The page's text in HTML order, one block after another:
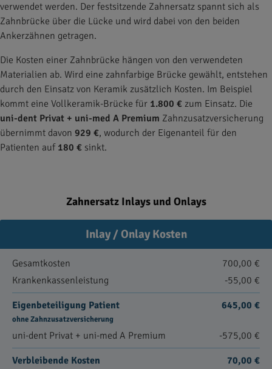
verwendet werden. Der festsitzende Zahnersatz spannt sich als
Zahnbrücke über die Lücke und wird dabei von den beiden
Ankerzähnen getragen.
Die Kosten einer Zahnbrücke hängen von den verwendeten
Materialien ab. Wird eine zahnfarbige Brücke gewählt, entstehen
durch den Einsatz von Keramik zusätzlich Kosten. Im Beispiel
kommt eine Vollkeramik-Brücke für 1.800 € zum Einsatz. Die
uni-dent Privat + uni-med A Premium Zahnzusatzversicherung
übernimmt davon 929 €, wodurch der Eigenanteil für den
Patienten auf 180 € sinkt.
Zahnersatz Inlays und Onlays
Inlay / Onlay Kosten
Gesamtkosten
700,00 €
Krankenkassenleistung
-55,00 €
Eigenbeteiligung Patient
ohne Zahnzusatzversicherung
645,00 €
uni-dent Privat + uni-med A Premium -575,00 €
Verbleibende Kosten 70,00 €